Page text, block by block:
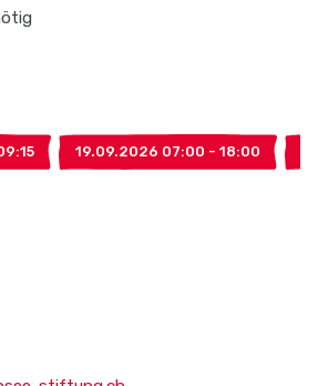
19.09.2026 07:00 - 18:00